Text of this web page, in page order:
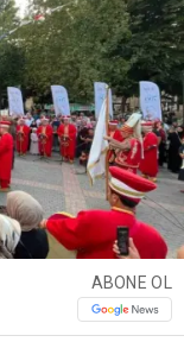
ABONE OL